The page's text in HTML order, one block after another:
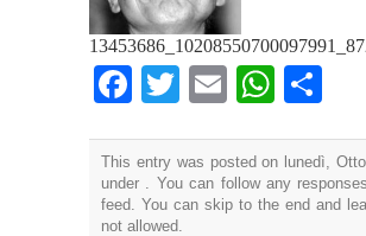
Facebook
TwitterEmail
This entry was posted on lunedì,
under . You can follow any
feed. You can skip to the end and
not allowed.